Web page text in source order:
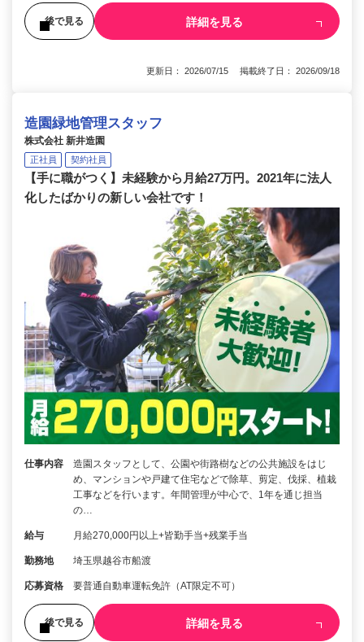
後で見る 詳細を見る
更新日： 2026/07/15 掲載終了日： 2026/09/18
造園緑地管理スタッフ
株式会社 新井造園
正社員 契約社員
【手に職がつく】未経験から月給27万円。2021年に法人
化したばかりの新しい会社です！
仕事内容
造園スタッフとして、公園や街路樹などの公共施設をはじ
め、マンションや戸建て住宅などで除草、剪定、伐採、植栽
工事などを行います。年間管理が中心で、1年を通じ担当
の…
給与 月給270,000円以上+皆勤手当+残業手当
勤務地 埼玉県越谷市船渡
応募資格 要普通自動車運転免許（AT限定不可）
後で見る 詳細を見る